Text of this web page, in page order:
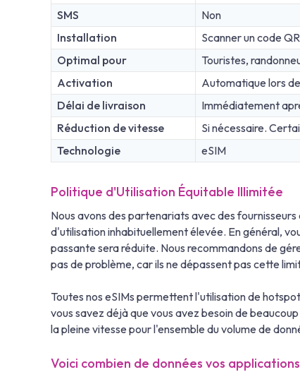
SMS
Non
Installation
Scanner un code
Optimal pour
Touristes,
Activation
Automatique lors
Délai de livraison
Immédiatement
Réduction de vitesse
Si nécessaire.
Technologie
eSIM
Politique d'Utilisation Équitable Illimitée
Nous avons des partenariats avec des
d'utilisation inhabituellement élevée. En général,
passante sera réduite. Nous recommandons de
pas de problème, car ils ne dépassent pas cette
Toutes nos eSIMs permettent l'utilisation de
vous savez déjà que vous avez besoin de
la pleine vitesse pour l'ensemble du volume de
Voici combien de données vos